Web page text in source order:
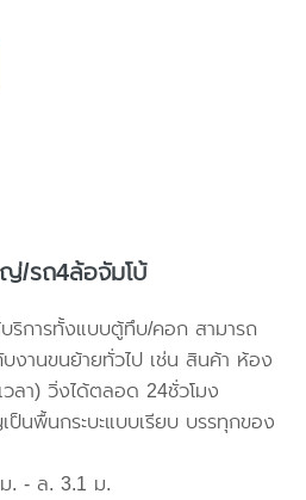
/รถ4ล้อจัมโบ้
ริการทั้งแบบตู้ทึบ/คอก สามารถ
บงานขนย้ายทั่วไป เช่น สินค้า ห้อง
ลา) วิ่งได้ตลอด 24ชั่วโมง
ป็นพื้นกระบะแบบเรียบ บรรทุกของ
. - ล. 3.1 ม.